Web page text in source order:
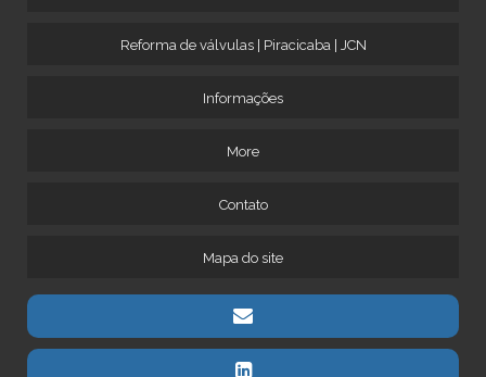
Reforma de válvulas | Piracicaba | JCN
Informações
More
Contato
Mapa do site